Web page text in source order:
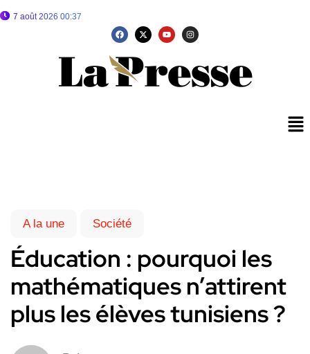
7 août 2026 00:37
A la une Société
Éducation : pourquoi les
mathématiques n’attirent
plus les élèves tunisiens ?